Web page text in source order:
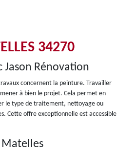
34270
Rénovation
concernent la peinture. Travailler
à bien le projet. Cela permet en
le type de traitement, nettoyage ou
Cette offre exceptionnelle est accessible
Matelles